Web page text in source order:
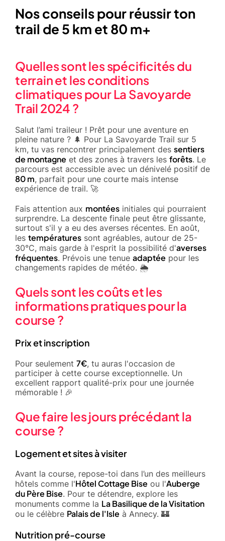
Nos conseils pour réussir ton
trail de 5 km et 80 m+
Quelles sont les spécificités du
terrain et les conditions
climatiques pour La Savoyarde
Trail 2024 ?
Salut l’ami traileur ! Prêt pour une aventure en
pleine nature ? 🌲 Pour La Savoyarde Trail sur 5
km, tu vas rencontrer principalement des sentiers
de montagne et des zones à travers les forêts. Le
parcours est accessible avec un dénivelé positif de
80 m, parfait pour une courte mais intense
expérience de trail. 🚀
Fais attention aux montées initiales qui pourraient
surprendre. La descente finale peut être glissante,
surtout s'il y a eu des averses récentes. En août,
les températures sont agréables, autour de 25-
30°C, mais garde à l'esprit la possibilité d'averses
fréquentes. Prévois une tenue adaptée pour les
changements rapides de météo. 🌦️
Quels sont les coûts et les
informations pratiques pour la
course ?
Prix et inscription
Pour seulement 7€, tu auras l'occasion de
participer à cette course exceptionnelle. Un
excellent rapport qualité-prix pour une journée
mémorable ! 🎉
Que faire les jours précédant la
course ?
Logement et sites à visiter
Avant la course, repose-toi dans l’un des meilleurs
hôtels comme l'Hôtel Cottage Bise ou l'Auberge
du Père Bise. Pour te détendre, explore les
monuments comme la La Basilique de la Visitation
ou le célèbre Palais de l'Isle à Annecy. 🏰
Nutrition pré-course